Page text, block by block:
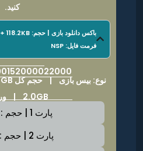
کنید.
فرمت فایل: NSP
نوع: بیس بازی | حجم کل 6.77GB
2.0GB | ورژن v0
پارت 1 | حجم : 2.0GB
پارت 2 | حجم : 2.0GB